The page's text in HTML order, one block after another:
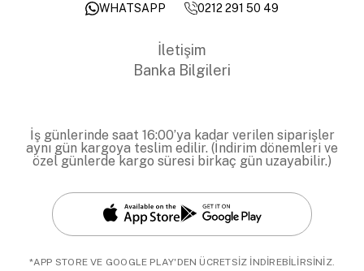
WHATSAPP
0212 291 50 49
İletişim
Banka Bilgileri
İş günlerinde saat 16:00’ya kadar verilen siparişler
aynı gün kargoya teslim edilir. (İndirim dönemleri ve
özel günlerde kargo süresi birkaç gün uzayabilir.)
*APP STORE VE GOOGLE PLAY'DEN ÜCRETSİZ İNDİREBİLİRSİNİZ.